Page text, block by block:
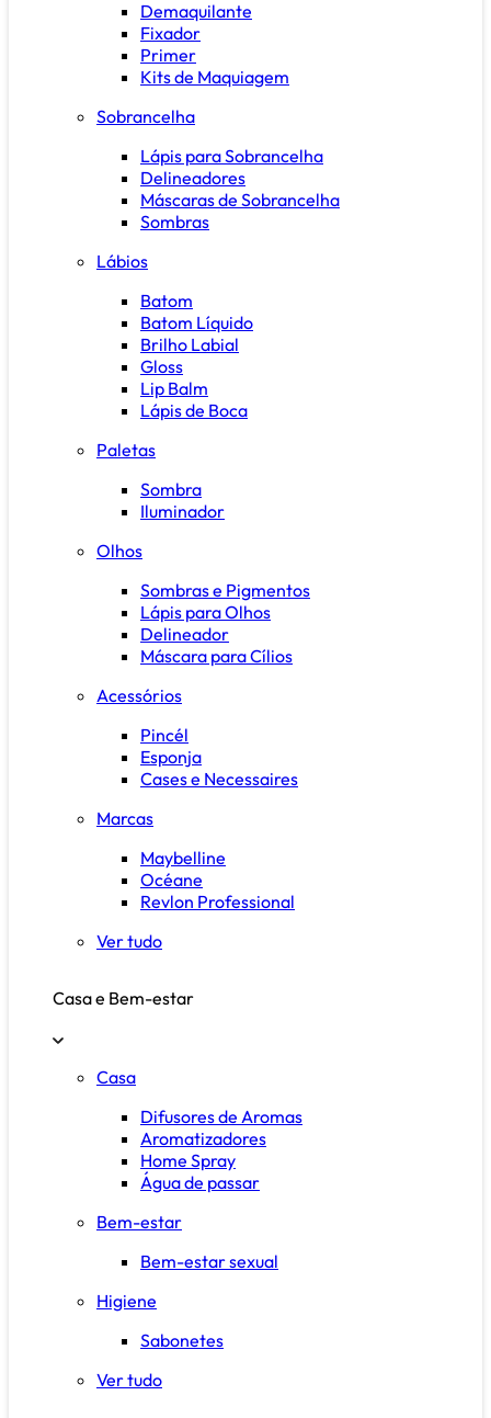
Demaquilante
Fixador
Primer
Kits de Maquiagem
Sobrancelha
Lápis para Sobrancelha
Delineadores
Máscaras de Sobrancelha
Sombras
Lábios
Batom
Batom Líquido
Brilho Labial
Gloss
Lip Balm
Lápis de Boca
Paletas
Sombra
Iluminador
Olhos
Sombras e Pigmentos
Lápis para Olhos
Delineador
Máscara para Cílios
Acessórios
Pincél
Esponja
Cases e Necessaires
Marcas
Maybelline
Océane
Revlon Professional
Ver tudo
Casa e Bem-estar
Casa
Difusores de Aromas
Aromatizadores
Home Spray
Água de passar
Bem-estar
Bem-estar sexual
Higiene
Sabonetes
Ver tudo